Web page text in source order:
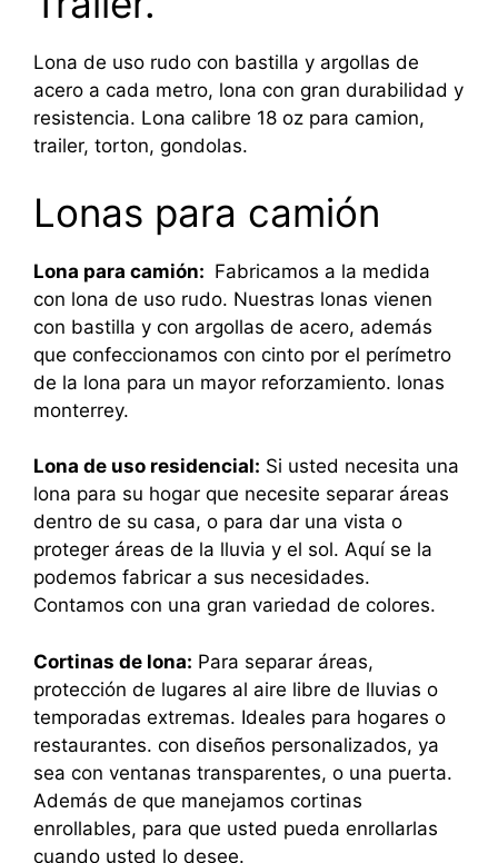
Lona de uso rudo con bastilla y argollas de
acero a cada metro, lona con gran durabilidad y
resistencia. Lona calibre 18 oz para camion,
trailer, torton, gondolas.
Lonas para camión
Lona para camión: Fabricamos a la medida
con lona de uso rudo. Nuestras lonas vienen
con bastilla y con argollas de acero, además
que confeccionamos con cinto por el perímetro
de la lona para un mayor reforzamiento. lonas
monterrey.
Lona de uso residencial: Si usted necesita una
lona para su hogar que necesite separar áreas
dentro de su casa, o para dar una vista o
proteger áreas de la lluvia y el sol. Aquí se la
podemos fabricar a sus necesidades.
Contamos con una gran variedad de colores.
Cortinas de lona: Para separar áreas,
protección de lugares al aire libre de lluvias o
temporadas extremas. Ideales para hogares o
restaurantes. con diseños personalizados, ya
sea con ventanas transparentes, o una puerta.
Además de que manejamos cortinas
enrollables, para que usted pueda enrollarlas
cuando usted lo desee.